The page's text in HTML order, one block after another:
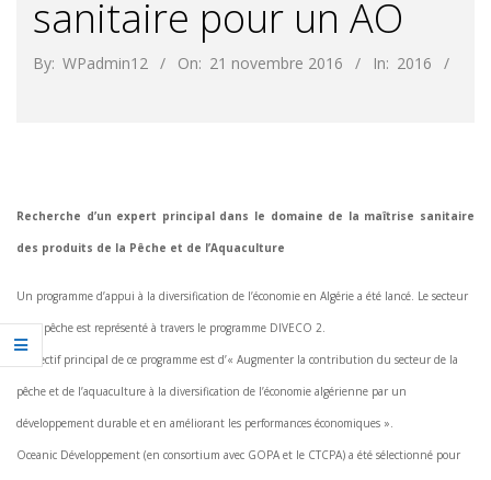
sanitaire pour un AO
By: WPadmin12 On: 21 novembre 2016 In: 2016
Recherche d’un expert principal dans le domaine de la maîtrise sanitaire
des produits de la Pêche et de l’Aquaculture
Un programme d’appui à la diversification de l’économie en Algérie a été lancé. Le secteur
de la pêche est représenté à travers le programme DIVECO 2.
L’objectif principal de ce programme est d’« Augmenter la contribution du secteur de la
pêche et de l’aquaculture à la diversification de l’économie algérienne par un
développement durable et en améliorant les performances économiques ».
Oceanic Développement (en consortium avec GOPA et le CTCPA) a été sélectionné pour